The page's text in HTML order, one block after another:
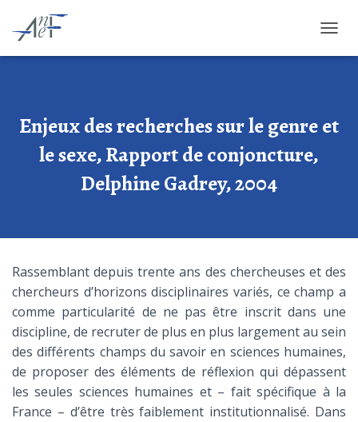
Enjeux des recherches sur le genre et
le sexe, Rapport de conjoncture,
Delphine Gadrey, 2004
Rassemblant depuis trente ans des chercheuses et des
chercheurs d’horizons disciplinaires variés, ce champ a
comme particularité de ne pas être inscrit dans une
discipline, de recruter de plus en plus largement au sein
des différents champs du savoir en sciences humaines,
de proposer des éléments de réflexion qui dépassent
les seules sciences humaines et – fait spécifique à la
France – d’être très faiblement institutionnalisé. Dans